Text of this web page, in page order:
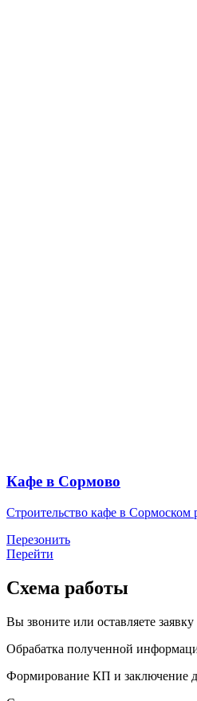
Кафе в Сормово
Строительство кафе в Сормоском
Перезонить
Перейти
Схема работы
Вы звоните или оставляете заявку
Обрабатка полученной
Формирование КП и заключение